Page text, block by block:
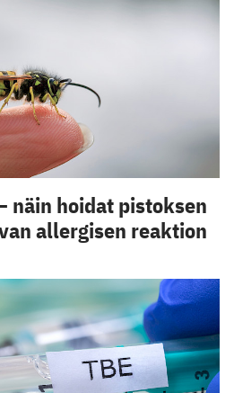
näin hoidat pistoksen
allergisen reaktion